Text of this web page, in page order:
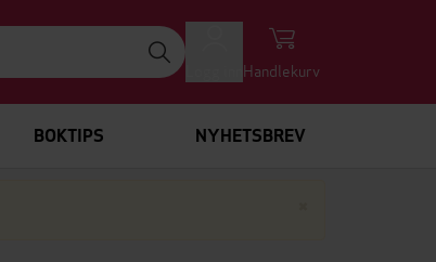
Handlekurv
BOKTIPS NYHETSBREV